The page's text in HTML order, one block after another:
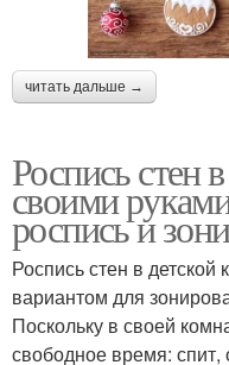
читать дальше →
Роспись стен
своими
роспись и
Роспись стен в
вариантом для
Поскольку в своей
свободное время: спит,